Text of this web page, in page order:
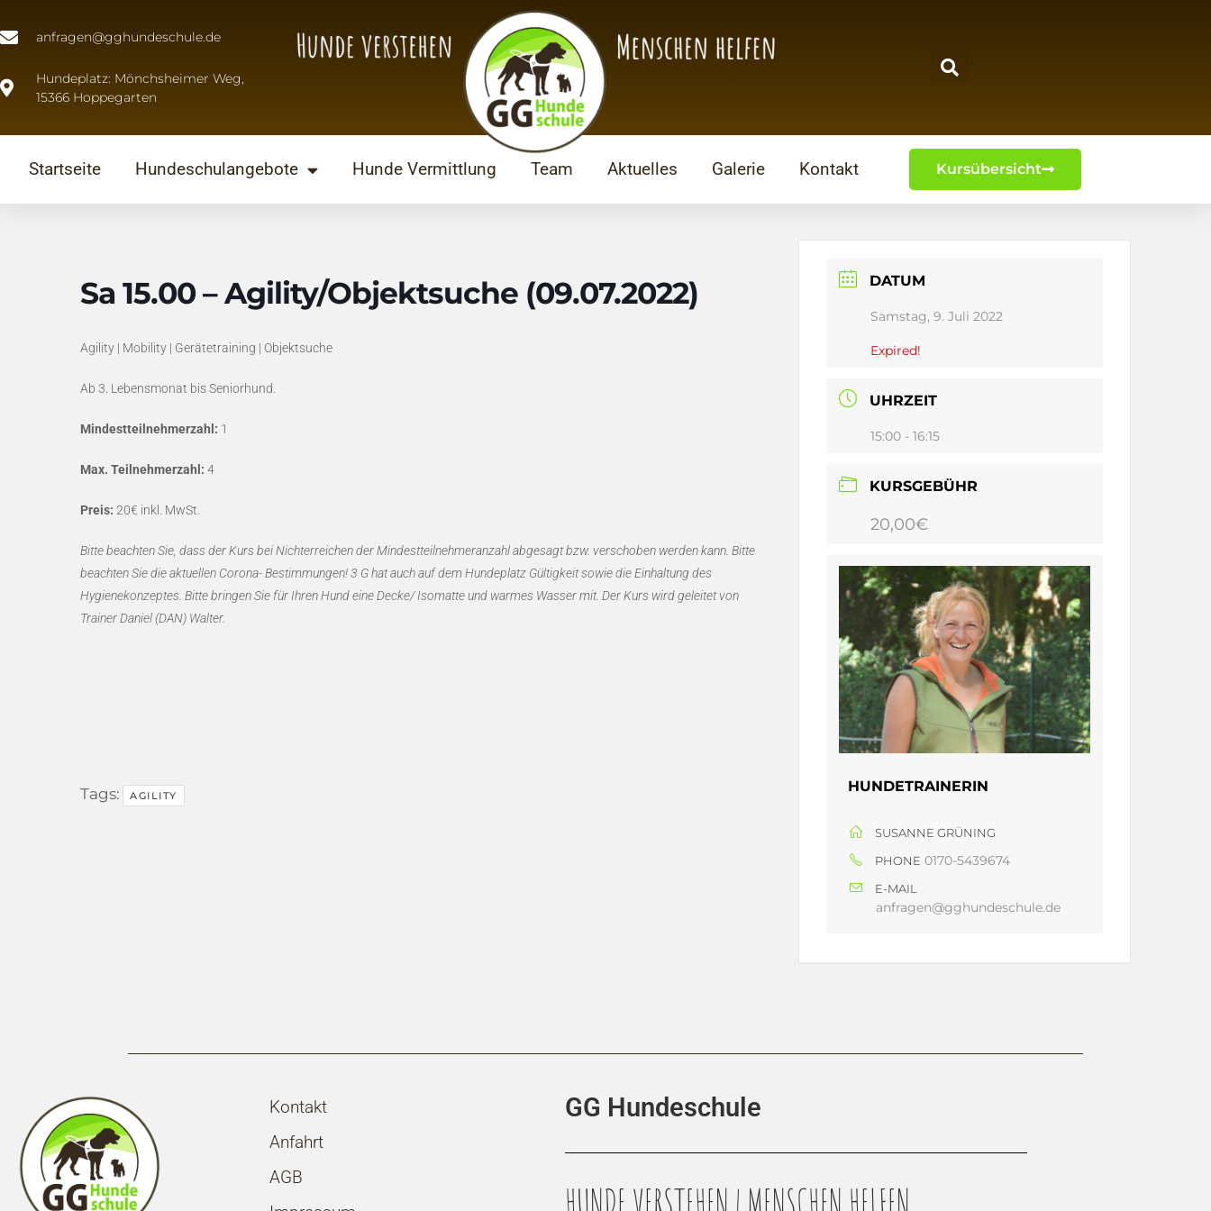
anfragen@gghundeschule.de
Hundeplatz: Mönchsheimer Weg,
15366 Hoppegarten
Startseite Hundeschulangebote Hunde Vermittlung Team Aktuelles Galerie Kontakt Kursübersicht
Sa 15.00 – Agility/Objektsuche (09.07.2022)
Agility | Mobility | Gerätetraining | Objektsuche
Ab 3. Lebensmonat bis Seniorhund.
Mindestteilnehmerzahl: 1
Max. Teilnehmerzahl: 4
Preis: 20€ inkl. MwSt.
Bitte beachten Sie, dass der Kurs bei Nichterreichen der Mindestteilnehmeranzahl abgesagt bzw. verschoben werden kann. Bitte
beachten Sie die aktuellen Corona- Bestimmungen! 3 G hat auch auf dem Hundeplatz Gültigkeit sowie die Einhaltung des
Hygienekonzeptes. Bitte bringen Sie für Ihren Hund eine Decke/ Isomatte und warmes Wasser mit. Der Kurs wird geleitet von
Trainer Daniel (DAN) Walter.
Tags: AGILITY
DATUM
Samstag, 9. Juli 2022
Expired!
UHRZEIT
15:00 - 16:15
KURSGEBÜHR
20,00€
HUNDETRAINERIN
SUSANNE GRÜNING
PHONE 0170-5439674
E-MAIL
anfragen@gghundeschule.de
Kontakt
Anfahrt
AGB
GG Hundeschule